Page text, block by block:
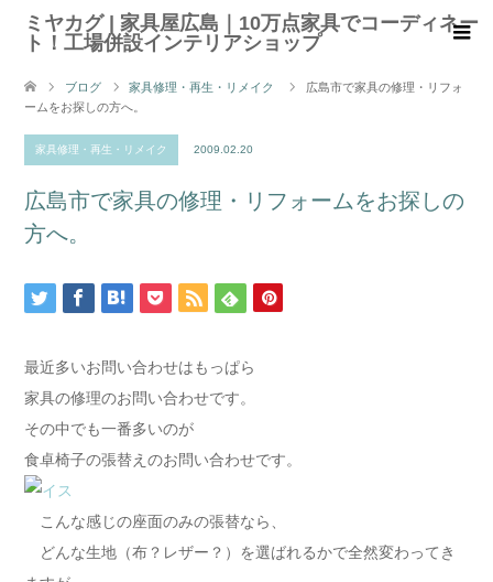
ミヤカグ | 家具屋広島｜10万点家具でコーディネー
ト！工場併設インテリアショップ
ブログ 家具修理・再生・リメイク
広島市で家具の修理・リフォ
ームをお探しの方へ。
家具修理・再生・リメイク 2009.02.20
広島市で家具の修理・リフォームをお探しの
方へ。
最近多いお問い合わせはもっぱら
家具の修理のお問い合わせです。
その中でも一番多いのが
食卓椅子の張替えのお問い合わせです。
こんな感じの座面のみの張替なら、
どんな生地（布？レザー？）を選ばれるかで全然変わってき